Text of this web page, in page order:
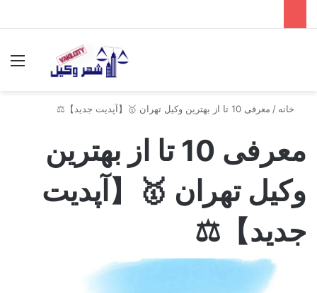
خانه / معرفی 10 تا از بهترین وکیل تهران 🥇【آپدیت جدید】⚖️
معرفی 10 تا از بهترین
وکیل تهران 🥇【آپدیت
جدید】⚖️